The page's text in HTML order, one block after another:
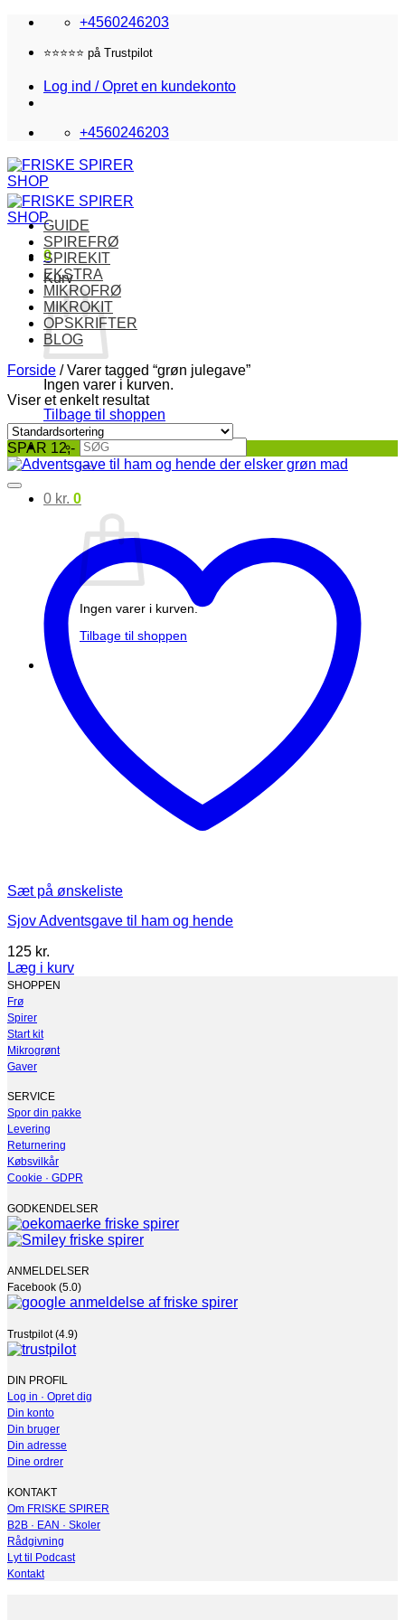
Fortsæt
indhold
+4560246203
⭐️⭐️⭐️⭐️⭐️ på Trustpilot
Log ind / Opret en kundekonto
+4560246203
0
Kurv
Ingen varer i kurven.
Tilbage til shoppen
Søg
efter:
0 kr. 0
Ingen varer i kurven.
Tilbage til shoppen
GUIDE
SPIREFRØ
SPIREKIT
EKSTRA
MIKROFRØ
MIKROKIT
OPSKRIFTER
BLOG
Forside /Varer tagged “grøn julegave”
Viser et enkelt resultat
SPAR 12,-
Sæt på ønskeliste
Sjov Adventsgave til ham og hende
125 kr.
Læg i kurv
Dette
vare
har
flere
varianter.
Mulighederne
vælges
på
varesiden
SHOPPEN
Frø
Spirer
Start kit
Mikrogrønt
Gaver
SERVICE
Spor din pakke
Levering
Returnering
Købsvilkår
Cookie · GDPR
GODKENDELSER
ANMELDELSER
Facebook (5.0)
Trustpilot (4.9)
DIN PROFIL
Log in · Opret dig
Din konto
Din bruger
Din adresse
Dine ordrer
KONTAKT
Om FRISKE SPIRER
B2B · EAN · Skoler
Rådgivning
Lyt til Podcast
Kontakt